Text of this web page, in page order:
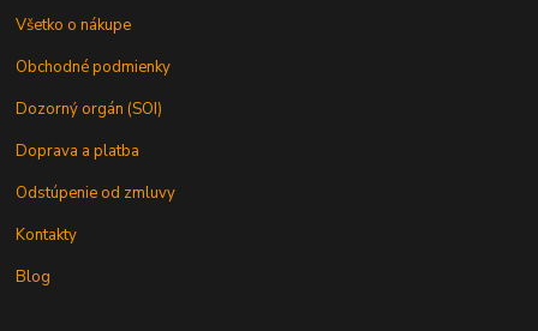
Všetko o nákupe
Obchodné podmienky
Dozorný orgán (SOI)
Doprava a platba
Odstúpenie od zmluvy
Kontakty
Blog